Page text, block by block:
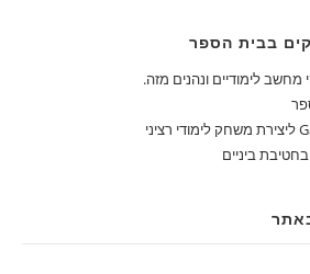
בבית הספר
לימודיים ונהנים מזה.
ביניים